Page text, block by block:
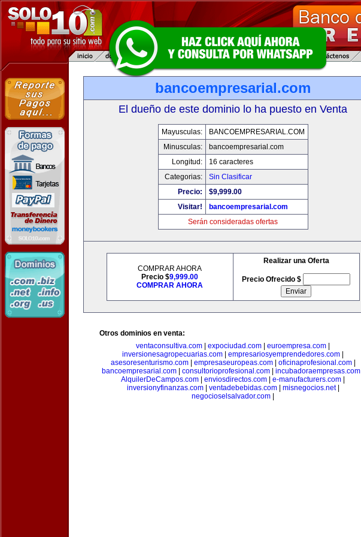
bancoempresarial.com
El dueño de este dominio lo ha puesto en Venta
Mayusculas:
BANCOEMPRESARIAL.COM
Minusculas:
bancoempresarial.com
Longitud:
16 caracteres
Categorias:
Sin Clasificar
Precio:
$9,999.00
Visitar!
bancoempresarial.com
Serán consideradas ofertas
COMPRAR AHORA
Precio $9,999.00
COMPRAR AHORA
Realizar una Oferta
Precio Ofrecido $
Otros dominios en venta:
ventaconsultiva.com
expociudad.com euroempresa.com
inversionesagropecuarias.com
empresariosyemprendedores.com
asesoresenturismo.com| empresaseuropeas.com| oficinaprofesional.com|
bancoempresarial.com
consultorioprofesional.com incubadoraempresas.com
AlquilerDeCampos.com
enviosdirectos.com e-manufacturers.com
inversionyfinanzas.com| ventadebebidas.com| misnegocios.net|
negocioselsalvador.com